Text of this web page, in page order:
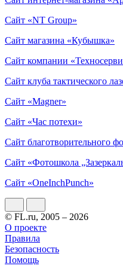
Сайт «NT Group»
Сайт магазина «Кубышка»
Сайт компании
Сайт клуба тактического
Сайт «Magner»
Сайт «Час потехи»
Сайт благотворительного
Сайт «Фотошкола
Сайт «OneInchPunch»
© FL.ru, 2005 – 2026
О проекте
Правила
Безопасность
Помощь